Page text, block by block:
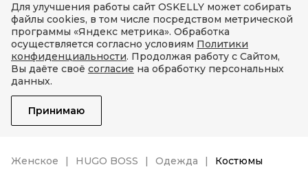
Для улучшения работы сайт OSKELLY может собирать
файлы cookies, в том числе посредством метрической
программы «Яндекс метрика». Обработка
осуществляется согласно условиям Политики
конфиденциальности. Продолжая работу с Сайтом,
Вы даёте своё согласие на обработку персональных
данных.
Принимаю
Женское HUGO BOSS Одежда Костюмы